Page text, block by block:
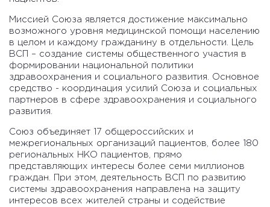
Миссией Союза является достижение максимально
возможного уровня медицинской помощи населению
в целом и каждому гражданину в отдельности. Цель
ВСП – создание системы общественного участия в
формировании национальной политики
здравоохранения и социального развития. Основное
средство - координация усилий Союза и социальных
партнеров в сфере здравоохранения и социального
развития.
Союз объединяет 17 общероссийских и
межрегиональных организаций пациентов, более 180
региональных НКО пациентов, прямо
представляющих интересы более семи миллионов
граждан. При этом, деятельность ВСП по развитию
системы здравоохранения направлена на защиту
интересов всех жителей страны и содействие